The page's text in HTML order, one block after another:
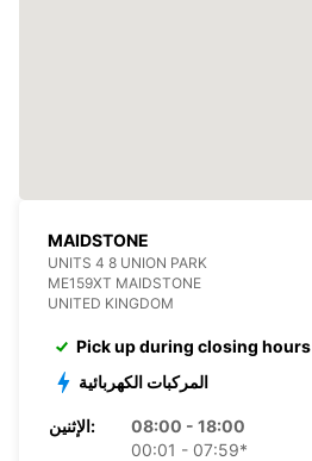
MAIDSTONE
UNITS 4 8 UNION PARK
ME159XT MAIDSTONE
UNITED KINGDOM
Pick up during closing hours
المركبات الكهربائية
الإثنين:
08:00 - 18:00
00:01 - 07:59*